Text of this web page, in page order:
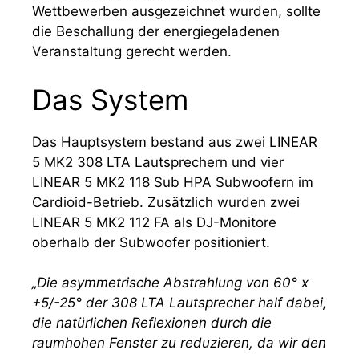
Wettbewerben ausgezeichnet wurden, sollte
die Beschallung der energiegeladenen
Veranstaltung gerecht werden.
Das System
Das Hauptsystem bestand aus zwei LINEAR
5 MK2 308 LTA Lautsprechern und vier
LINEAR 5 MK2 118 Sub HPA Subwoofern im
Cardioid-Betrieb. Zusätzlich wurden zwei
LINEAR 5 MK2 112 FA als DJ-Monitore
oberhalb der Subwoofer positioniert.
„Die asymmetrische Abstrahlung von 60° x
+5/-25° der 308 LTA Lautsprecher half dabei,
die natürlichen Reflexionen durch die
raumhohen Fenster zu reduzieren, da wir den